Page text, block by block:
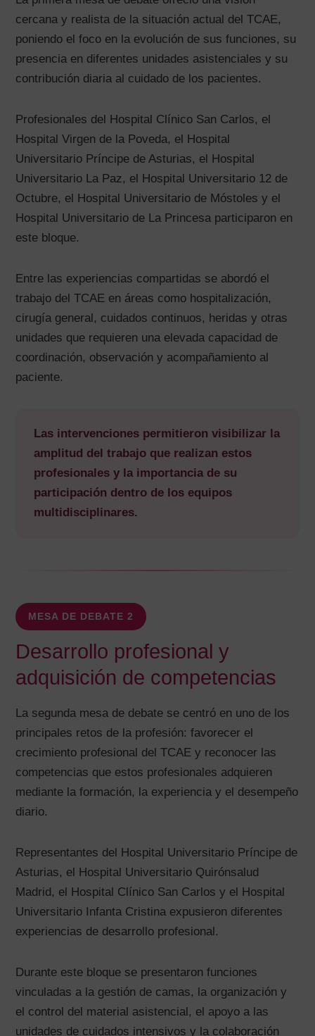
cercana y realista de la situación actual del TCAE,
poniendo el foco en la evolución de sus funciones, su
presencia en diferentes unidades asistenciales y su
contribución diaria al cuidado de los pacientes.
Profesionales del Hospital Clínico San Carlos, el
Hospital Virgen de la Poveda, el Hospital
Universitario Príncipe de Asturias, el Hospital
Universitario La Paz, el Hospital Universitario 12 de
Octubre, el Hospital Universitario de Móstoles y el
Hospital Universitario de La Princesa participaron en
este bloque.
Entre las experiencias compartidas se abordó el
trabajo del TCAE en áreas como hospitalización,
cirugía general, cuidados continuos, heridas y otras
unidades que requieren una elevada capacidad de
coordinación, observación y acompañamiento al
paciente.
Las intervenciones permitieron visibilizar la
amplitud del trabajo que realizan estos
profesionales y la importancia de su
participación dentro de los equipos
multidisciplinares.
MESA DE DEBATE 2
Desarrollo profesional y
adquisición de competencias
La segunda mesa de debate se centró en uno de los
principales retos de la profesión: favorecer el
crecimiento profesional del TCAE y reconocer las
competencias que estos profesionales adquieren
mediante la formación, la experiencia y el desempeño
diario.
Representantes del Hospital Universitario Príncipe de
Asturias, el Hospital Universitario Quirónsalud
Madrid, el Hospital Clínico San Carlos y el Hospital
Universitario Infanta Cristina expusieron diferentes
experiencias de desarrollo profesional.
Durante este bloque se presentaron funciones
vinculadas a la gestión de camas, la organización y
el control del material asistencial, el apoyo a las
unidades de cuidados intensivos y la colaboración